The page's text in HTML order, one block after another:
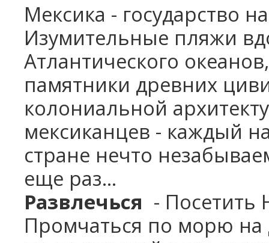
Мексика - государство
Изумительные пляжи
Атлантического
памятники древних
колониальной
мексиканцев - каждый
стране нечто
еще раз…
Развлечься -
Промчаться по морю на